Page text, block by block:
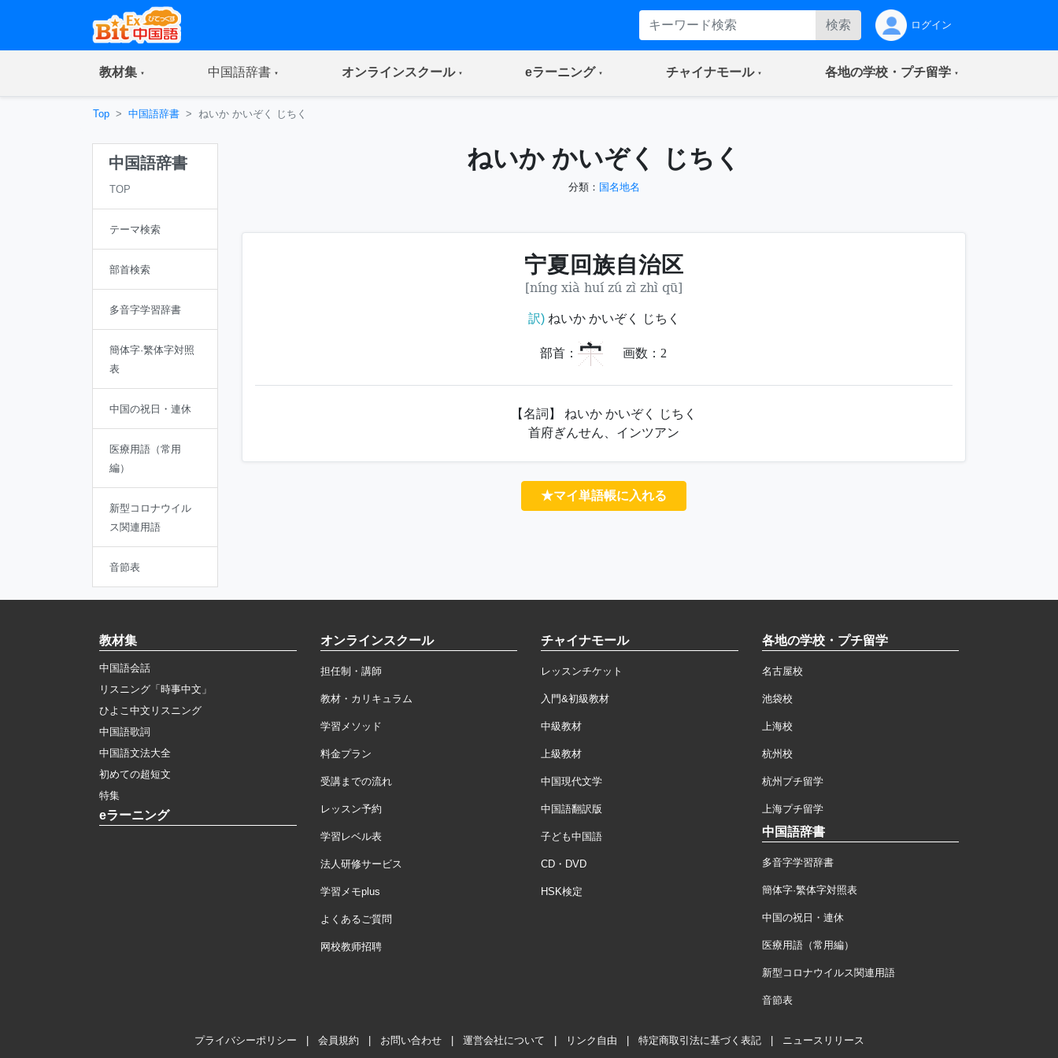
検索 ログイン
教材集(current) 中国語辞書(current) オンラインスクール(current) eラーニング(current) チャイナモール(current) 各地の学校・プチ留学(current)
Top 中国語辞書 ねいか かいぞく じちく
中国語辞書
TOP
テーマ検索
部首検索
多音字学習辞書
簡体字·繁体字対照
表
中国の祝日・連休
医療用語（常用
編）
新型コロナウイル
ス関連用語
音節表
ねいか かいぞく じちく
分類： 国名地名
宁夏回族自治区
[níng xià huí zú zì zhì qū]
訳)ねいか かいぞく じちく
部首： 宀 画数： 2
【名詞】 ねいか かいぞく じちく
首府ぎんせん、インツアン
★マイ単語帳に入れる
教材集
中国語会話
リスニング「時事中文」
ひよこ中文リスニング
中国語歌詞
中国語文法大全
初めての超短文
特集
eラーニング
オンラインスクール
担任制・講師
教材・カリキュラム
学習メソッド
料金プラン
受講までの流れ
レッスン予約
学習レベル表
法人研修サービス
学習メモplus
よくあるご質問
网校教师招聘
チャイナモール
レッスンチケット
入門&初級教材
中級教材
上級教材
中国現代文学
中国語翻訳版
子ども中国語
CD・DVD
HSK検定
各地の学校・プチ留学
名古屋校
池袋校
上海校
杭州校
杭州プチ留学
上海プチ留学
中国語辞書
多音字学習辞書
簡体字·繁体字対照表
中国の祝日・連休
医療用語（常用編）
新型コロナウイルス関連用語
音節表
プライバシーポリシー 会員規約 お問い合わせ 運営会社について リンク自由 特定商取引法に基づく表記 ニュースリリース